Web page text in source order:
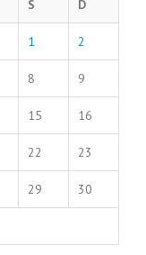
S D
1 2
8 9
15 16
22 23
29 30